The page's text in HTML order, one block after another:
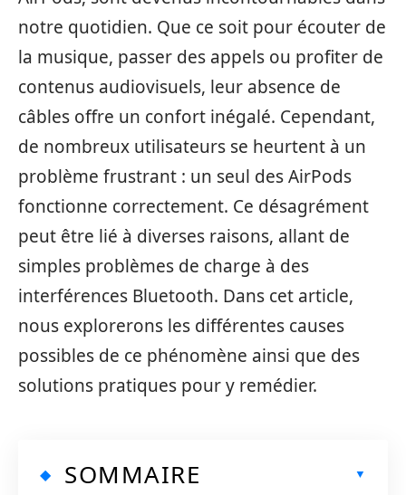
notre quotidien. Que ce soit pour écouter de
la musique, passer des appels ou profiter de
contenus audiovisuels, leur absence de
câbles offre un confort inégalé. Cependant,
de nombreux utilisateurs se heurtent à un
problème frustrant : un seul des AirPods
fonctionne correctement. Ce désagrément
peut être lié à diverses raisons, allant de
simples problèmes de charge à des
interférences Bluetooth. Dans cet article,
nous explorerons les différentes causes
possibles de ce phénomène ainsi que des
solutions pratiques pour y remédier.
SOMMAIRE